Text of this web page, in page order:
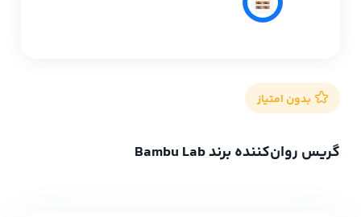
بدون امتیاز
گریس روان‌کننده برند Bambu Lab